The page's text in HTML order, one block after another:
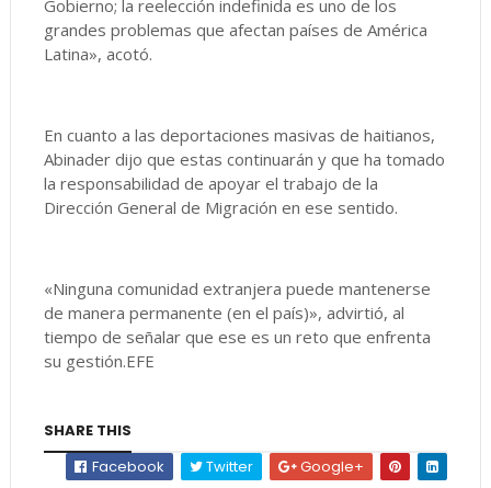
Gobierno; la reelección indefinida es uno de los
grandes problemas que afectan países de América
Latina», acotó.
En cuanto a las deportaciones masivas de haitianos,
Abinader dijo que estas continuarán y que ha tomado
la responsabilidad de apoyar el trabajo de la
Dirección General de Migración en ese sentido.
«Ninguna comunidad extranjera puede mantenerse
de manera permanente (en el país)», advirtió, al
tiempo de señalar que ese es un reto que enfrenta
su gestión.EFE
SHARE THIS
Facebook
Twitter Google+